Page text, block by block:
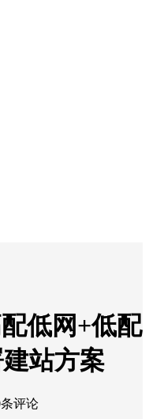
低网+低配
站方案
评论